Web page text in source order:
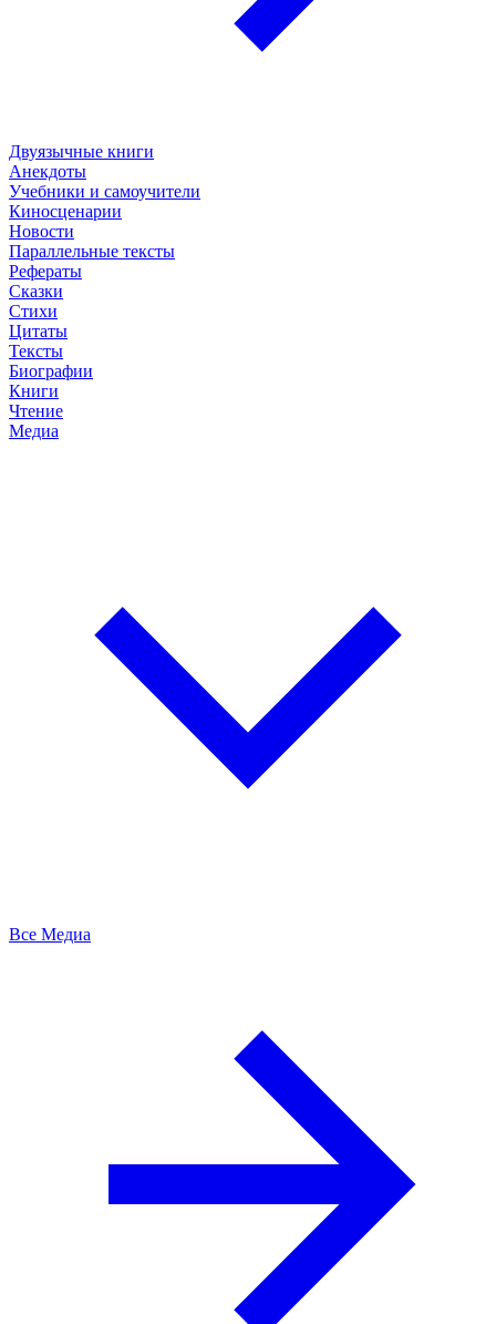
Двуязычные книги
Анекдоты
Учебники и самоучители
Киносценарии
Новости
Параллельные тексты
Рефераты
Сказки
Стихи
Цитаты
Тексты
Биографии
Книги
Чтение
Медиа
Все Медиа